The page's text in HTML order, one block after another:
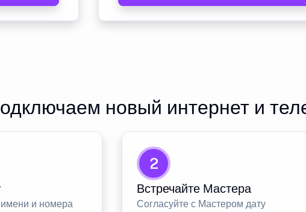
новый интернет и
и номера
2
Встречайте Мастера
Согласуйте с Мастером дату